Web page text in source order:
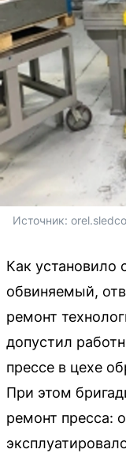
Источник:
Как установило
обвиняемый,
ремонт
допустил
прессе в цехе
При этом
ремонт пресса: